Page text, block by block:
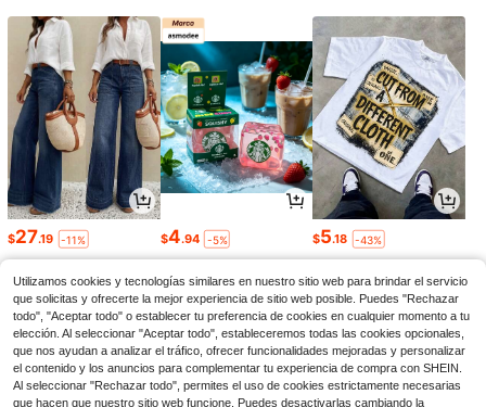
$27.19 -11% $4.94 -5% $5.18 -43%
Utilizamos cookies y tecnologías similares en nuestro sitio web para brindar el servicio
que solicitas y ofrecerte la mejor experiencia de sitio web posible. Puedes "Rechazar
todo", "Aceptar todo" o establecer tu preferencia de cookies en cualquier momento a tu
elección. Al seleccionar "Aceptar todo", estableceremos todas las cookies opcionales,
que nos ayudan a analizar el tráfico, ofrecer funcionalidades mejoradas y personalizar
el contenido y los anuncios para complementar tu experiencia de compra con SHEIN.
Al seleccionar "Rechazar todo", permites el uso de cookies estrictamente necesarias
que hacen que nuestro sitio web funcione. Puedes desactivarlas cambiando la